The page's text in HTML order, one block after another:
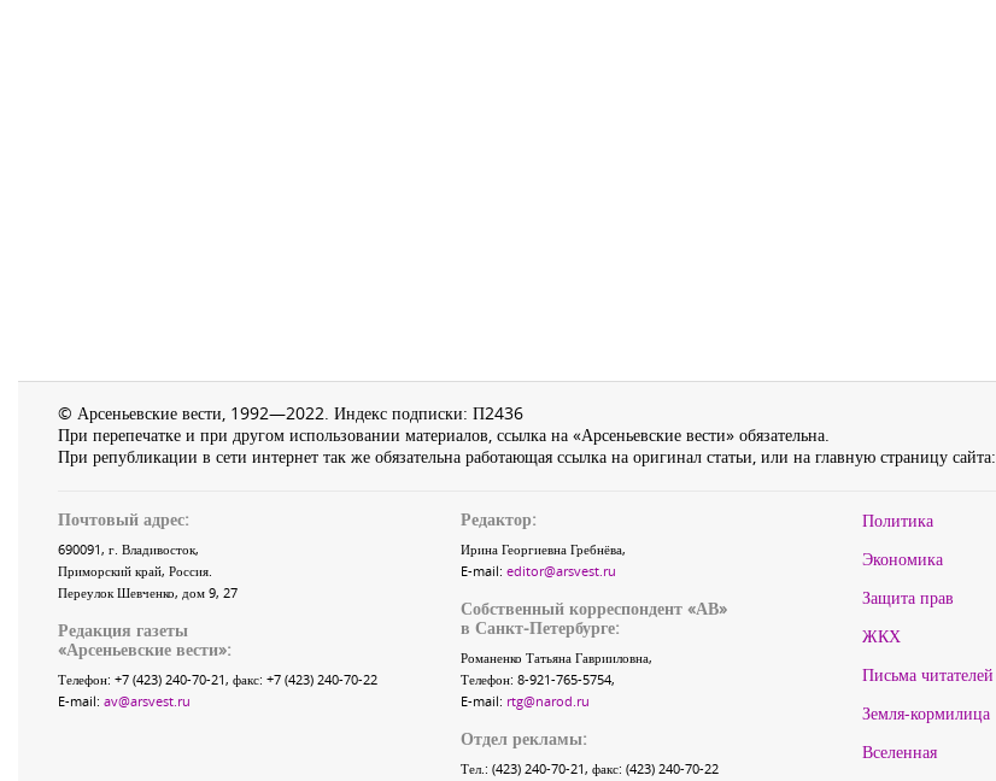
© Арсеньевские вести, 1992—2022. Индекс подписки: П2436
При перепечатке и при другом использовании материалов, ссылка на «Арсеньевские вести» обязательна.
При републикации в сети интернет так же обязательна работающая ссылка на оригинал статьи, или на главную страницу сайта:
Почтовый адрес:
690091, г. Владивосток,
Приморский край, Россия.
Переулок Шевченко, дом 9, 27
Редакция газеты
«Арсеньевские вести»:
Телефон: +7 (423) 240-70-21, факс: +7 (423) 240-70-22
E-mail: av@arsvest.ru
Редактор:
Ирина Георгиевна Гребнёва,
E-mail: editor@arsvest.ru
Собственный корреспондент «АВ»
в Санкт-Петербурге:
Романенко Татьяна Гаврииловна,
Телефон: 8-921-765-5754,
E-mail: rtg@narod.ru
Отдел рекламы:
Тел.: (423) 240-70-21, факс: (423) 240-70-22
Политика
Экономика
Защита прав
ЖКХ
Письма читателей
Земля-кормилица
Вселенная